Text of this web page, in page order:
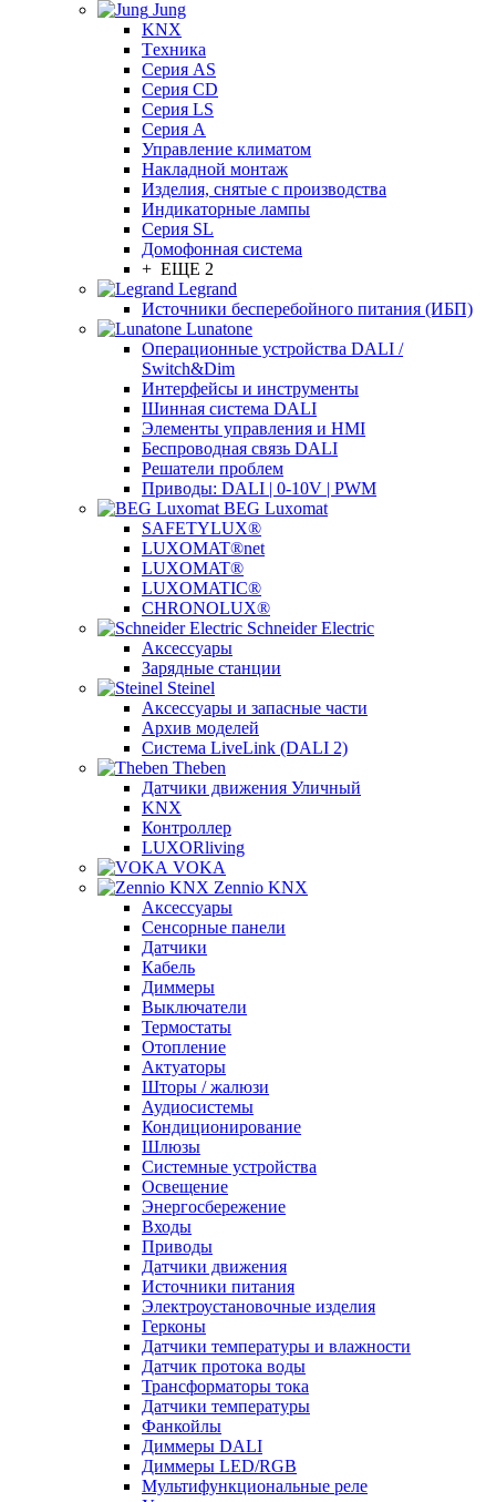
Jung
KNX
Tехника
Серия AS
Серия CD
Серия LS
Серия A
Управление климатом
Накладной монтаж
Изделия, снятые с производства
Индикаторные лампы
Серия SL
Домофонная система
+ ЕЩЕ 2
Legrand
Источники бесперебойного питания (ИБП)
Lunatone
Операционные устройства DALI /
Switch&Dim
Интерфейсы и инструменты
Шинная система DALI
Элементы управления и HMI
Беспроводная связь DALI
Решатели проблем
Приводы: DALI | 0-10V | PWM
BEG Luxomat
SAFETYLUX®
LUXOMAT®net
LUXOMAT®
LUXOMATIC®
CHRONOLUX®
Schneider Electric
Аксессуары
Зарядные станции
Steinel
Аксессуары и запасные части
Архив моделей
Система LiveLink (DALI 2)
Theben
Датчики движения Уличный
KNX
Контроллер
LUXORliving
VOKA
Zennio KNX
Аксессуары
Сенсорные панели
Датчики
Кабель
Диммеры
Выключатели
Термостаты
Отопление
Актуаторы
Шторы / жалюзи
Аудиосистемы
Кондиционирование
Шлюзы
Системные устройства
Освещение
Энергосбережение
Входы
Приводы
Датчики движения
Источники питания
Электроустановочные изделия
Герконы
Датчики температуры и влажности
Датчик протока воды
Трансформаторы тока
Датчики температуры
Фанкойлы
Диммеры DALI
Диммеры LED/RGB
Мультифункциональные реле